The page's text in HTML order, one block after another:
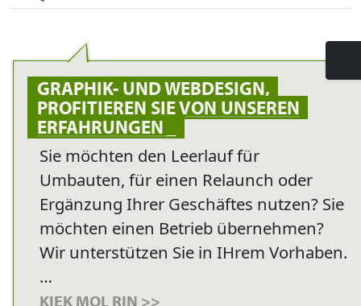
GRAPHIK- UND WEBDESIGN,
PROFITIEREN SIE VON UNSEREN
ERFAHRUNGEN
Sie möchten den Leerlauf für
Umbauten, für einen Relaunch oder
Ergänzung Ihrer Geschäftes nutzen? Sie
möchten einen Betrieb übernehmen?
Wir unterstützen Sie in IHrem Vorhaben.
…
KIEK MOL RIN >>